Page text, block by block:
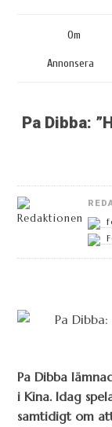
Om
Annonsera
Pa Dibba:
Pa Dibba
i Kina. Idag
samtidigt om